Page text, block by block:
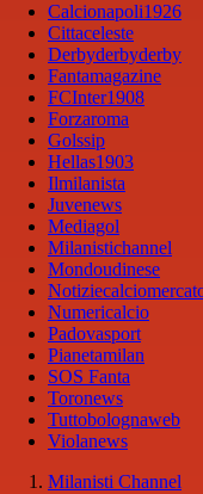
Calcionapoli1926
Cittaceleste
Derbyderbyderby
Fantamagazine
FCInter1908
Forzaroma
Golssip
Hellas1903
Ilmilanista
Juvenews
Mediagol
Milanistichannel
Mondoudinese
Numericalcio
Padovasport
Pianetamilan
SOS Fanta
Toronews
Tuttobolognaweb
Violanews
Milanisti Channel